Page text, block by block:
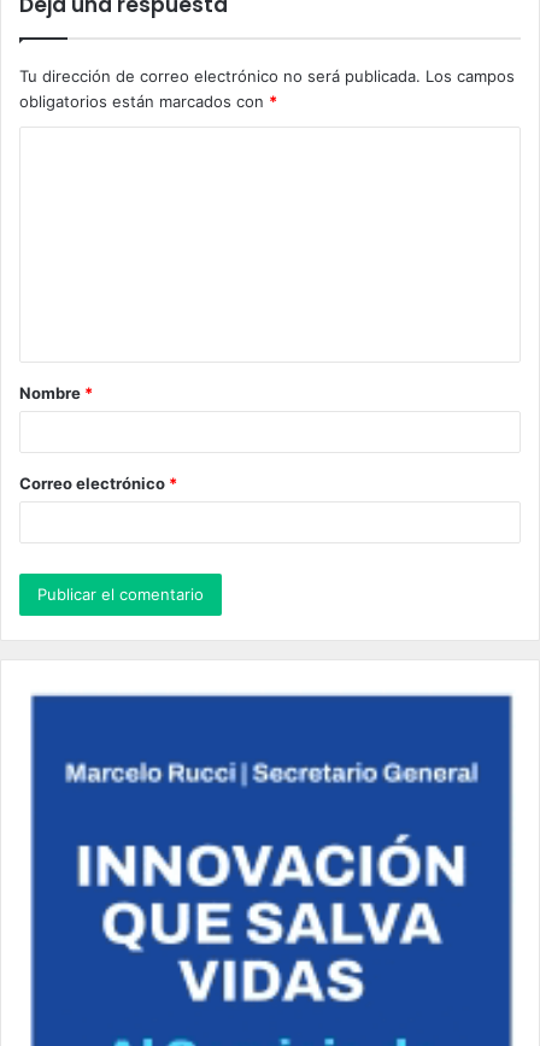
Tu dirección de correo electrónico no será publicada. Los campos
obligatorios están marcados con *
a
r
*
Nombre *
Correo electrónico *